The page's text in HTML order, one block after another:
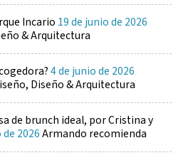
Incario 19 de junio de 2026
& Arquitectura
4 de junio de 2026
Diseño & Arquitectura
de brunch ideal, por Cristina y
2026Armando recomienda